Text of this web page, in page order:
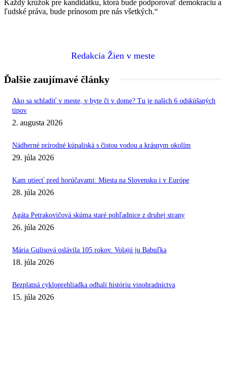
Každý krúžok pre kandidátku, ktorá bude podporovať demokraciu a
ľudské práva, bude prínosom pre nás všetkých.“
Redakcia Žien v meste
Ďalšie zaujímavé články
Ako sa schladiť v meste, v byte či v dome? Tu je našich 6 odskúšaných
tipov
2. augusta 2026
Nádherné prírodné kúpaliská s čistou vodou a krásnym okolím
29. júla 2026
Kam utiecť pred horúčavami: Miesta na Slovensku i v Európe
28. júla 2026
Agáta Petrakovičová skúma staré pohľadnice z druhej strany
26. júla 2026
Mária Gulisová oslávila 105 rokov. Volajú ju Babuľka
18. júla 2026
Bezplatná cykloprehliadka odhalí históriu vinohradníctva
15. júla 2026